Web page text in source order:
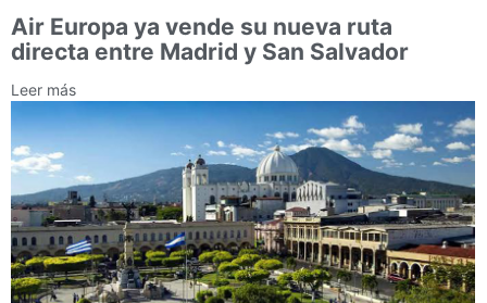
Air Europa ya vende su nueva ruta
directa entre Madrid y San Salvador
Leer más